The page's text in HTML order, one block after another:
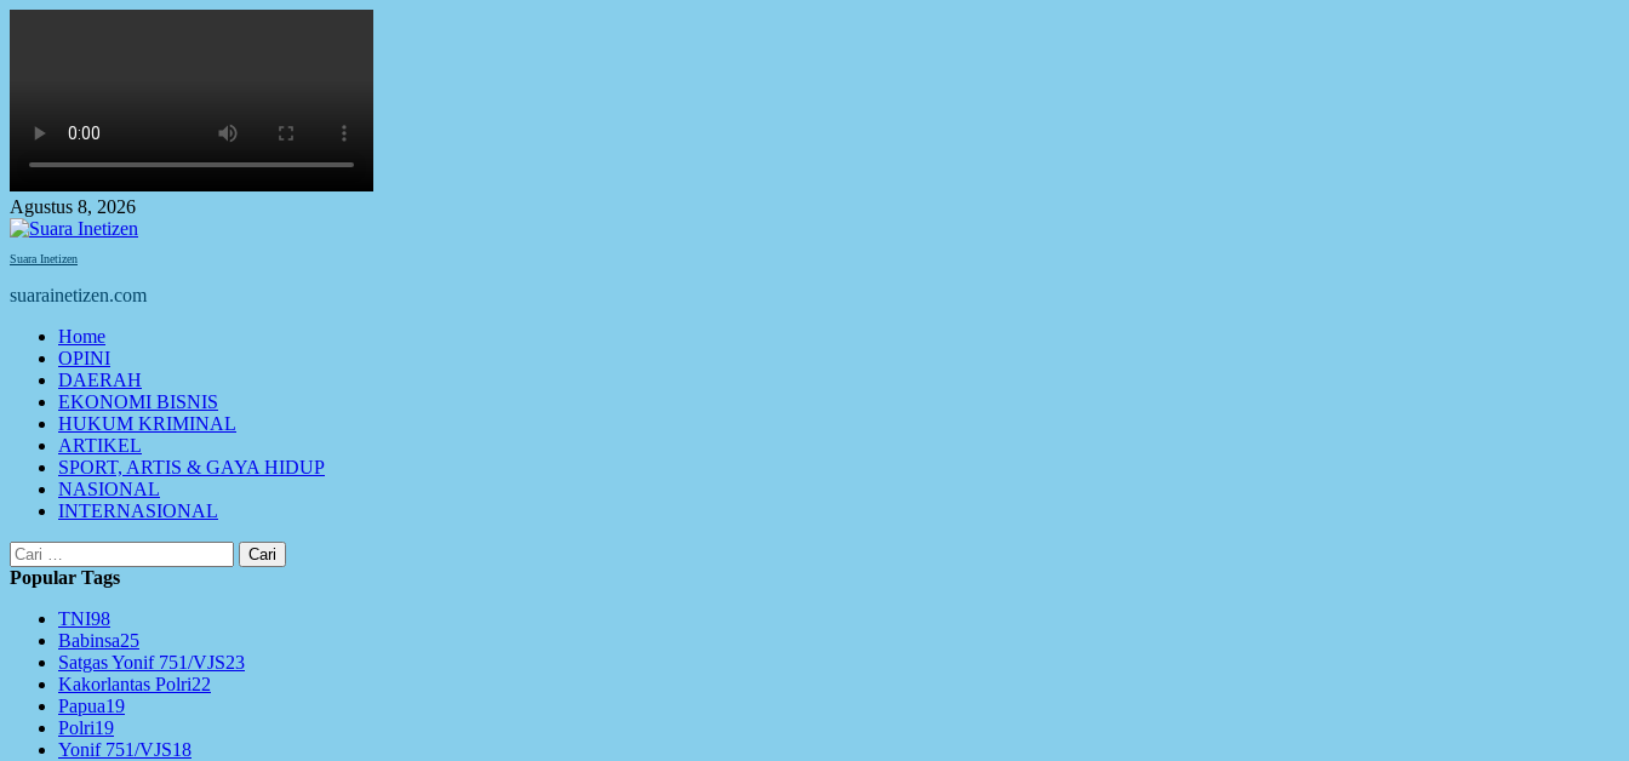
Agustus 8, 2026
Suara Inetizen
suarainetizen.com
Primary
Menu
Home
OPINI
DAERAH
EKONOMI BISNIS
HUKUM KRIMINAL
ARTIKEL
SPORT, ARTIS & GAYA HIDUP
NASIONAL
INTERNASIONAL
Cari
untuk:
Popular Tags
TNI98
Babinsa25
Satgas Yonif 751/VJS23
Kakorlantas Polri22
Papua19
Polri19
Yonif 751/VJS18